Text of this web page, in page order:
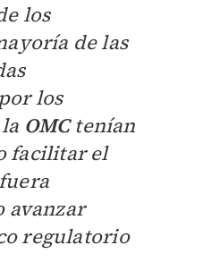
los
de las
los
OMCtenían
facilitar el
avanzar
regulatorio